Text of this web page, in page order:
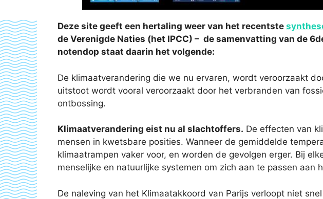
Deze site geeft een hertaling weer van het recentste
de Verenigde Naties (het IPCC) – de samenvatting van de
notendop staat daarin het volgende:
De klimaatverandering die we nu ervaren, wordt veroorzaakt
uitstoot wordt vooral veroorzaakt door het verbranden van
ontbossing.
Klimaatverandering eist nu al slachtoffers. De effecten van
mensen in kwetsbare posities. Wanneer de gemiddelde
klimaatrampen vaker voor, en worden de gevolgen erger. Bij
menselijke en natuurlijke systemen om zich aan te passen aan
De naleving van het Klimaatakkoord van Parijs verloopt niet